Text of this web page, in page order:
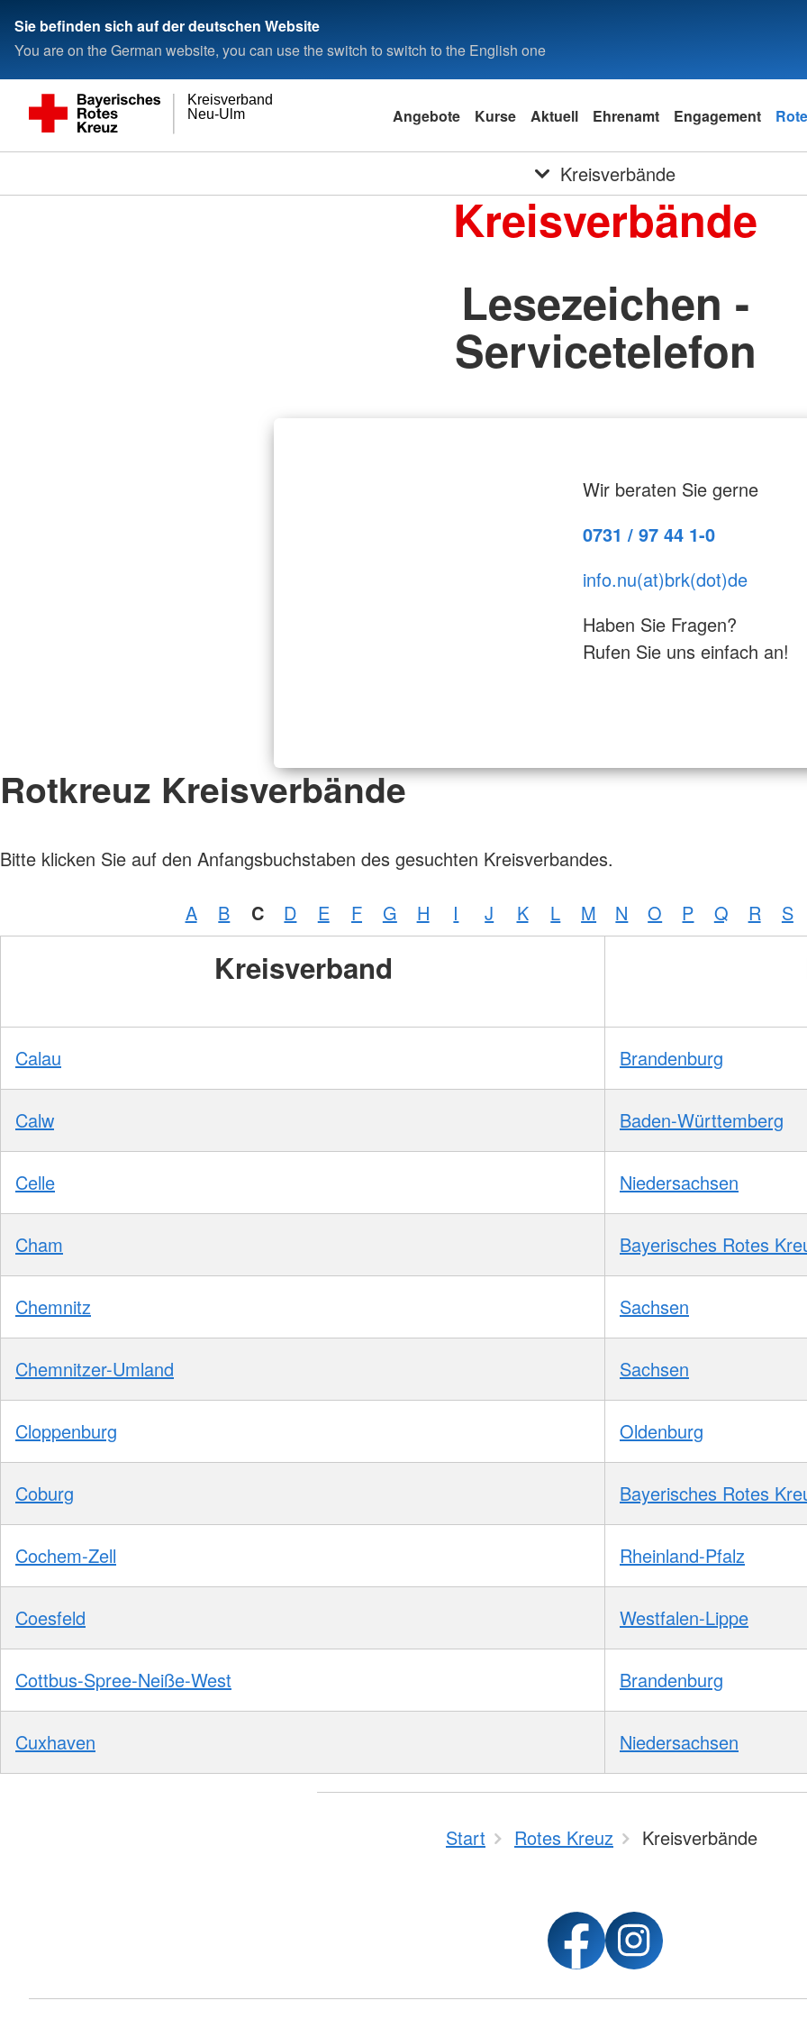
Sie befinden sich auf der deutschen Website
You are on the German website, you can use the switch to switch to the English one
Neu-Ulm
Kreisverband
Angebote Kurse Aktuell Ehrenamt Engagement
Kreisverbände
Kreisverbände
Lesezeichen -
Servicetelefon
Wir beraten Sie gerne
0731 / 97 44 1-0
info.nu(at)brk(dot)de
Haben Sie Fragen?
Rufen Sie uns einfach an!
Rotkreuz Kreisverbände
Bitte klicken Sie auf den Anfangsbuchstaben des gesuchten Kreisverbandes.
A B C D E F G H I J K L M N O P Q R S
Kreisverband
Calau Brandenburg
Calw Baden-Württemberg
Celle Niedersachsen
Cham Bayerisches Rotes
Chemnitz Sachsen
Chemnitzer-Umland Sachsen
Cloppenburg Oldenburg
Coburg Bayerisches Rotes
Cochem-Zell Rheinland-Pfalz
Coesfeld Westfalen-Lippe
Cottbus-Spree-Neiße-West Brandenburg
Cuxhaven Niedersachsen
Start Rotes Kreuz Kreisverbände